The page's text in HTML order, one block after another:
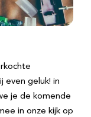
even geluk! in
je de komende
in onze kijk op